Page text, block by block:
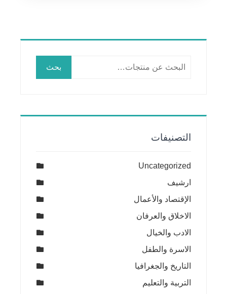
بحث
التصنيفات
Uncategorized
ارشيف
الإقتصاد والأعمال
الاخلاق والعرفان
الادب والخيال
الاسرة والطفل
التاريخ والجغرافيا
التربية والتعليم